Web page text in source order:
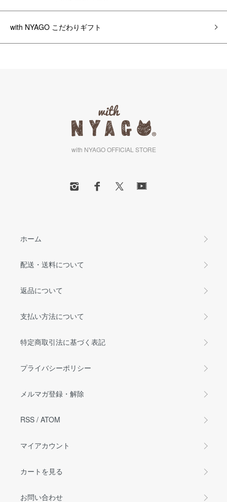
with NYAGO こだわりギフト
with NYAGO OFFICIAL STORE
ホーム
配送・送料について
返品について
支払い方法について
特定商取引法に基づく表記
プライバシーポリシー
メルマガ登録・解除
RSS / ATOM
マイアカウント
カートを見る
お問い合わせ